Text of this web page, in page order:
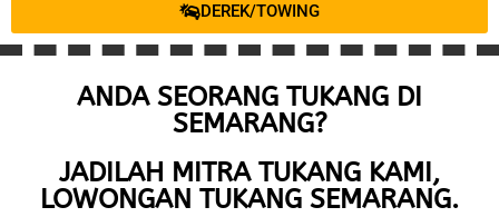
DEREK/TOWING
ANDA SEORANG TUKANG DI
SEMARANG?
JADILAH MITRA TUKANG KAMI,
LOWONGAN TUKANG SEMARANG.